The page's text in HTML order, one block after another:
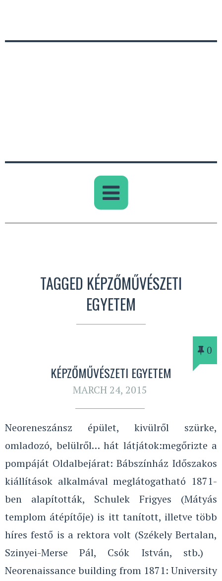
TAGGED KÉPZŐMŰVÉSZETI
EGYETEM
0
KÉPZŐMŰVÉSZETI EGYETEM
MARCH 24, 2015
Neoreneszánsz épület, kivülről szürke,
omladozó, belülről… hát látjátok:megőrizte a
pompáját Oldalbejárat: Bábszínház Időszakos
kiállítások alkalmával meglátogatható 1871-
ben alapították, Schulek Frigyes (Mátyás
templom átépítője) is itt tanított, illetve több
híres festő is a rektora volt (Székely Bertalan,
Szinyei-Merse Pál, Csók István, stb.)
Neorenaissance building from 1871: University